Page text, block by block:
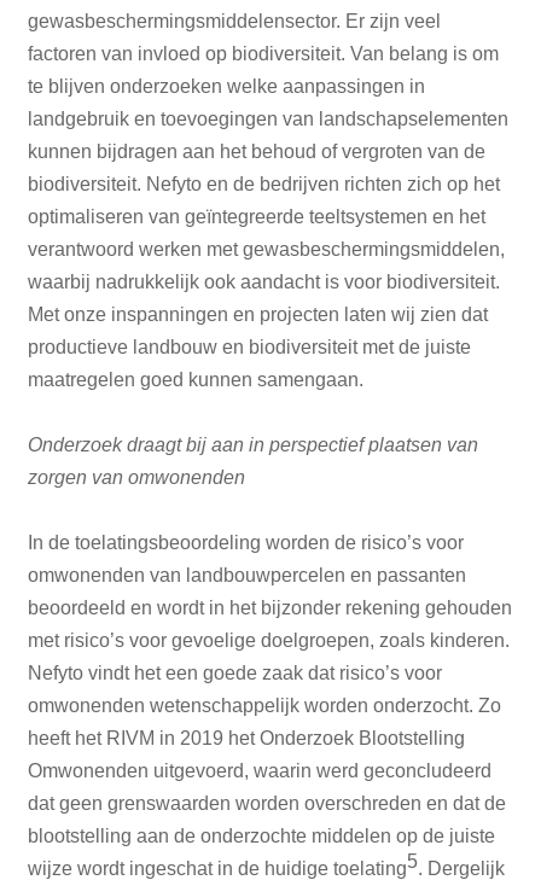
gewasbeschermingsmiddelensector. Er zijn veel
factoren van invloed op biodiversiteit. Van belang is om
te blijven onderzoeken welke aanpassingen in
landgebruik en toevoegingen van landschapselementen
kunnen bijdragen aan het behoud of vergroten van de
biodiversiteit. Nefyto en de bedrijven richten zich op het
optimaliseren van geïntegreerde teeltsystemen en het
verantwoord werken met gewasbeschermingsmiddelen,
waarbij nadrukkelijk ook aandacht is voor biodiversiteit.
Met onze inspanningen en projecten laten wij zien dat
productieve landbouw en biodiversiteit met de juiste
maatregelen goed kunnen samengaan.
Onderzoek draagt bij aan in perspectief plaatsen van
zorgen van omwonenden
In de toelatingsbeoordeling worden de risico’s voor
omwonenden van landbouwpercelen en passanten
beoordeeld en wordt in het bijzonder rekening gehouden
met risico’s voor gevoelige doelgroepen, zoals kinderen.
Nefyto vindt het een goede zaak dat risico’s voor
omwonenden wetenschappelijk worden onderzocht. Zo
heeft het RIVM in 2019 het Onderzoek Blootstelling
Omwonenden uitgevoerd, waarin werd geconcludeerd
dat geen grenswaarden worden overschreden en dat de
blootstelling aan de onderzochte middelen op de juiste
wijze wordt ingeschat in de huidige toelating5. Dergelijk